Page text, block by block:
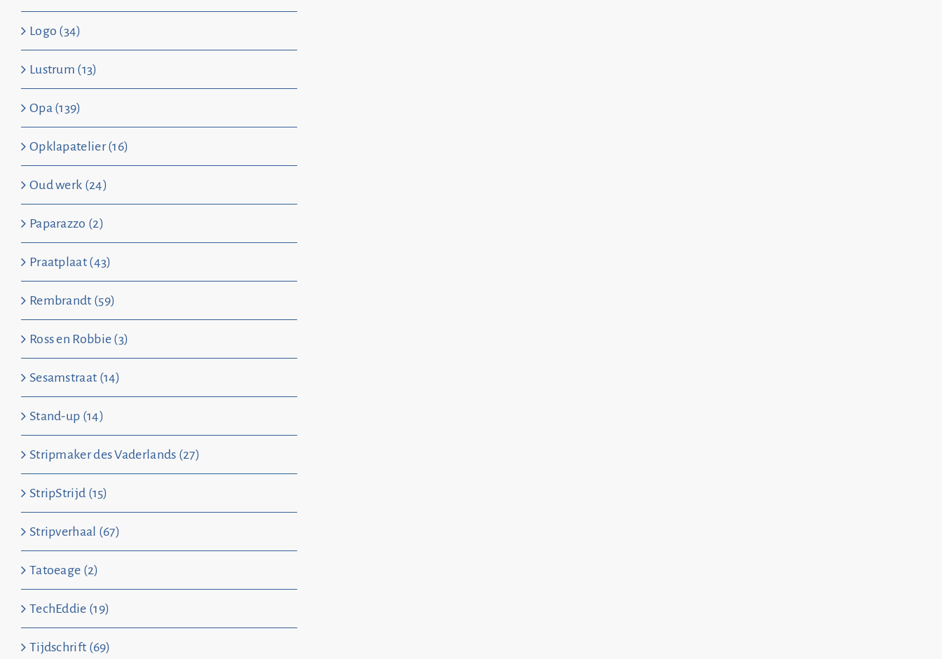
Logo (34)
Lustrum (13)
Opa (139)
Opklapatelier (16)
Oud werk (24)
Paparazzo (2)
Praatplaat (43)
Rembrandt (59)
Ross en Robbie (3)
Sesamstraat (14)
Stand-up (14)
Stripmaker des Vaderlands (27)
StripStrijd (15)
Stripverhaal (67)
Tatoeage (2)
TechEddie (19)
Tijdschrift (69)